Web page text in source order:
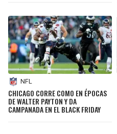
NFL
CHICAGO CORRE COMO EN ÉPOCAS
DE WALTER PAYTON Y DA
CAMPANADA EN EL BLACK FRIDAY